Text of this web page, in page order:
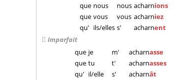
que nous nous acharnions
que vous vous acharniez
qu' ils/elles s' acharnent
Imparfait
que je m' acharnasse
que tu t' acharnasses
qu' il/elle s' acharnât